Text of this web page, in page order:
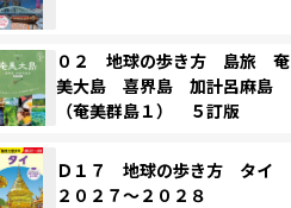
０２ 地球の歩き方 島旅 奄
美大島 喜界島 加計呂麻島
（奄美群島１） ５訂版
Ｄ１７ 地球の歩き方 タイ
２０２７～２０２８